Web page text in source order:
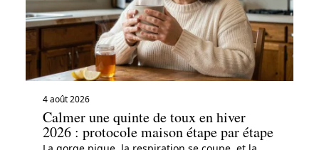
4 août 2026
Calmer une quinte de toux en hiver
2026 : protocole maison étape par étape